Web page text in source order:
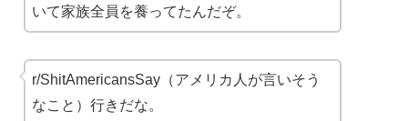
いて家族全員を養ってたんだぞ。
r/ShitAmericansSay（アメリカ人が言いそう
なこと）行きだな。